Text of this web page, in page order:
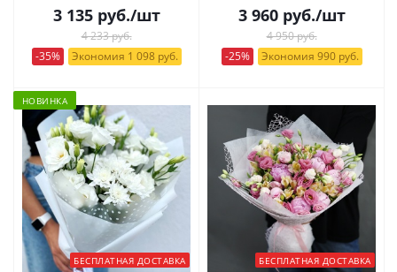
3 135руб./шт
4 233 руб.
-35%
Экономия 1 098 руб.
3 960руб./шт
4 950 руб.
-25%
Экономия 990 руб.
НОВИНКА
БЕСПЛАТНАЯ ДОСТАВКА БЕСПЛАТНАЯ ДОСТАВКА